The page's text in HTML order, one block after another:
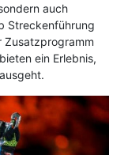
auch
Streckenführung
Zusatzprogramm
ein Erlebnis,